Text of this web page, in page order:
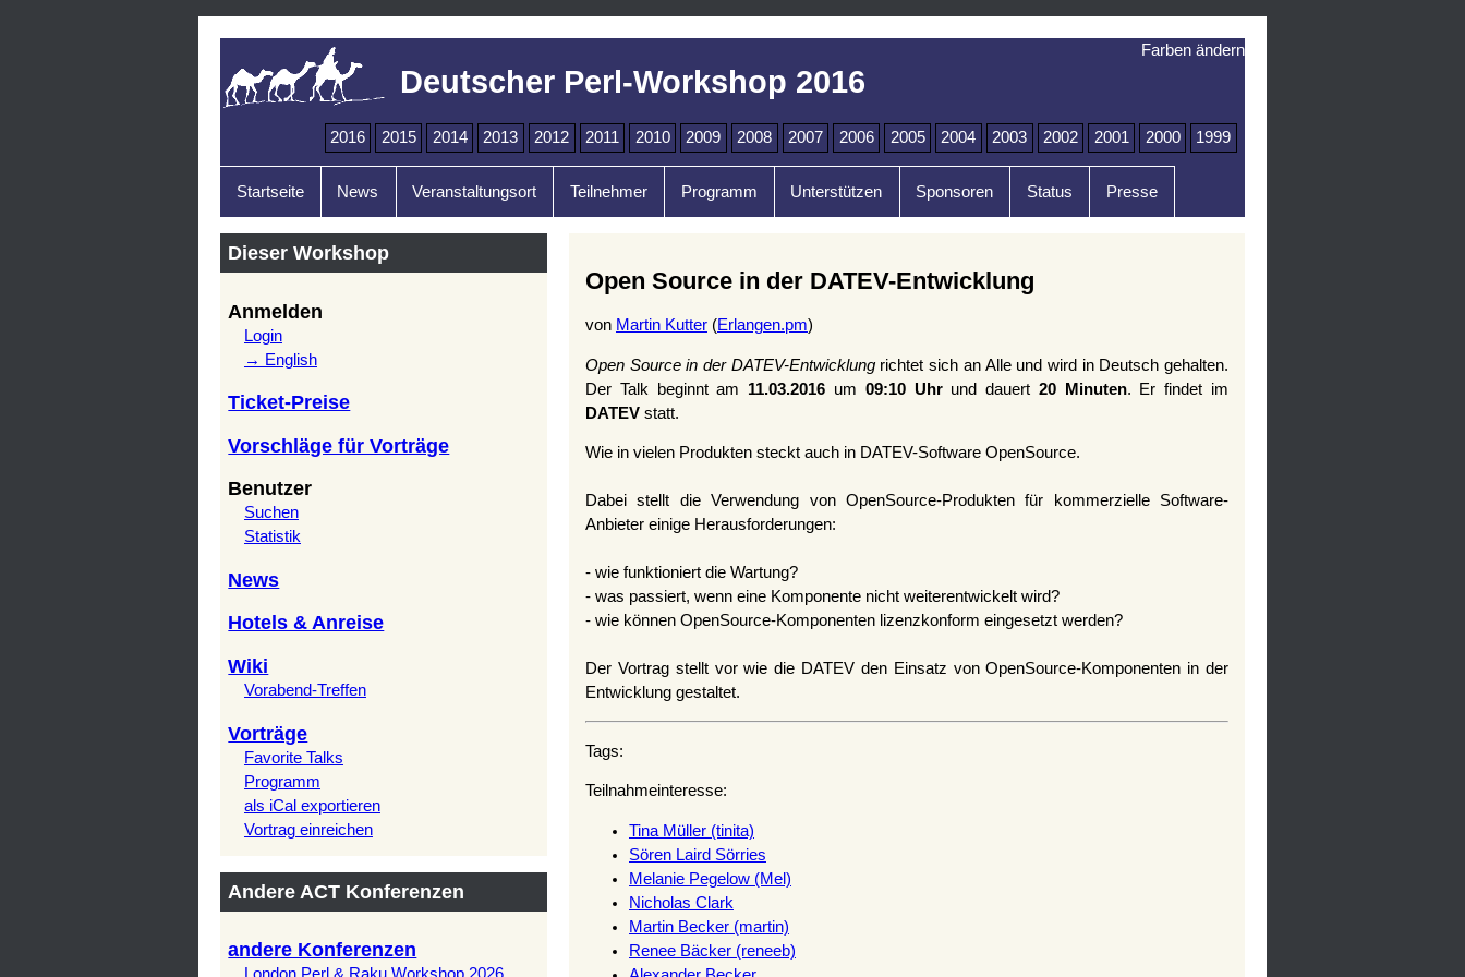
Deutscher Perl-Workshop 2016
2016 2015 2014 2013 2012 2011 2010 2009 2008 2007 2006 2005 2004 2003 2002 2001 2000 1999
Startseite News Veranstaltungsort Teilnehmer Programm Unterstützen Sponsoren Status Presse
Farben ändern
Dieser Workshop
Anmelden
Login
→ English
Ticket-Preise
Vorschläge für Vorträge
Benutzer
Suchen
Statistik
News
Hotels & Anreise
Wiki
Vorabend-Treffen
Vorträge
Favorite Talks
Programm
als iCal exportieren
Vortrag einreichen
Andere ACT Konferenzen
andere Konferenzen
Open Source in der DATEV-Entwicklung
von Martin Kutter (Erlangen.pm)
Open Source in der DATEV-Entwicklungrichtet sich an Alle und wird in Deutsch gehalten.
Der Talk beginnt am 11.03.2016 um 09:10 Uhrund dauert 20 Minuten. Er findet im
DATEV statt.
Wie in vielen Produkten steckt auch in DATEV-Software OpenSource.
Dabei stellt die Verwendung von OpenSource-Produkten für kommerzielle Software-
Anbieter einige Herausforderungen:
- wie funktioniert die Wartung?
- was passiert, wenn eine Komponente nicht weiterentwickelt wird?
- wie können OpenSource-Komponenten lizenzkonform eingesetzt werden?
Der Vortrag stellt vor wie die DATEV den Einsatz von OpenSource-Komponenten in der
Entwicklung gestaltet.
Tags:
Teilnahmeinteresse:
Tina Müller (‎tinita‎)
Sören Laird Sörries
Melanie Pegelow (‎Mel‎)
Nicholas Clark
Martin Becker (‎martin‎)
Renee Bäcker (‎reneeb‎)